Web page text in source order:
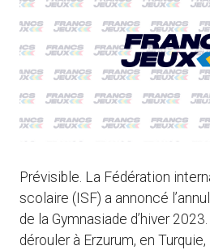
Prévisible. La Fédération
scolaire (ISF) a annoncé
de la Gymnasiade d’hiver
dérouler à Erzurum, en